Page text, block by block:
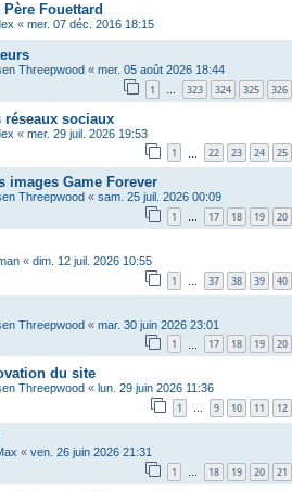
Fouettard
« mer. 07 déc. 2016 18:15
Threepwood « mer. 05 août 2026 18:44
1 … 323 324 325 326
réseaux sociaux
« mer. 29 juil. 2026 19:53
1 22 23 24 25
images Game Forever
Threepwood « sam. 25 juil. 2026 00:09
1 … 17 18 19 20
« dim. 12 juil. 2026 10:55
1 … 37 38 39 40
Threepwood « mar. 30 juin 2026 23:01
1 17 18 19 20
du site
Threepwood « lun. 29 juin 2026 11:36
1 … 9 10 11 12
« ven. 26 juin 2026 21:31
1 18 19 20 21